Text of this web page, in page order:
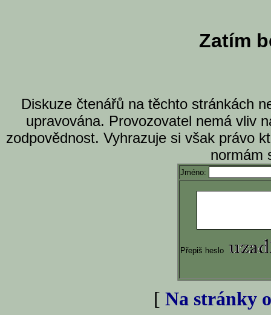
Zatím
Diskuze čtenářů na těchto stránkách
upravována. Provozovatel nemá vliv
zodpovědnost. Vyhrazuje si však právo
normám
Jméno:
Přepiš heslo
[ Na stránky